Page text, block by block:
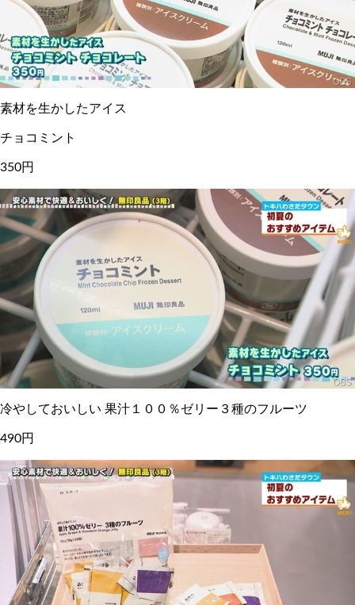
素材を生かしたアイス
チョコミント
350円
冷やしておいしい 果汁１００％ゼリー３種のフルーツ
490円